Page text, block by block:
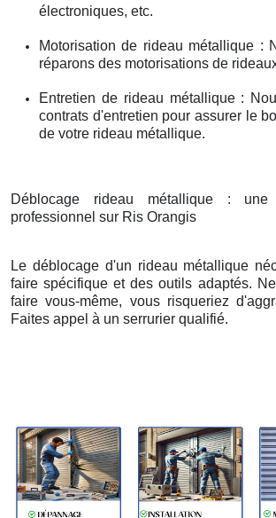
électroniques, etc.
Motorisation de rideau métallique :
réparons des motorisations de
Entretien de rideau métallique :
contrats d'entretien pour assurer le
de votre rideau métallique.
Déblocage rideau métallique : une
professionnel sur Ris Orangis
Le déblocage d'un rideau métallique
faire spécifique et des outils adaptés.
faire vous-même, vous risqueriez
Faites appel à un serrurier qualifié.